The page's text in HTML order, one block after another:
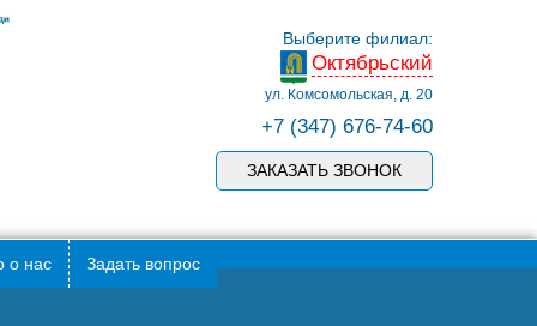
Выберите филиал:
Октябрьский
ул. Комсомольская, д. 20
+7 (347) 676-74-60
ЗАКАЗАТЬ ЗВОНОК
о нас Задать вопрос